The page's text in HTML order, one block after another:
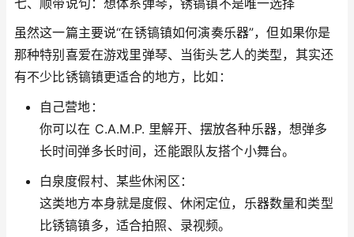
虽然这一篇主要说“在锈镐镇如何演奏乐器”，但如果你是
那种特别喜爱在游戏里弹琴、当街头艺人的类型，其实还
有不少比锈镐镇更适合的地方，比如：
自己营地：
你可以在 C.A.M.P. 里解开、摆放各种乐器，想弹多
长时间弹多长时间，还能跟队友搭个小舞台。
白泉度假村、某些休闲区：
这类地方本身就是度假、休闲定位，乐器数量和类型
比锈镐镇多，适合拍照、录视频。